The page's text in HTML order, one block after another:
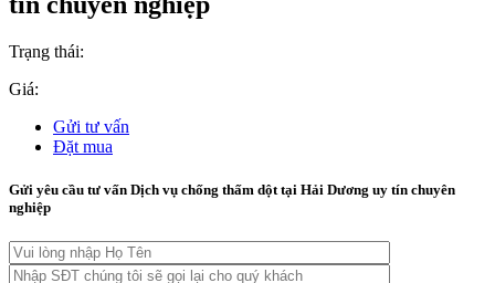
Trạng thái:
Giá:
Gửi tư vấn
Đặt mua
Gửi yêu cầu tư vấn Dịch vụ chống thấm dột tại Hải Dương uy tín chuyên
nghiệp